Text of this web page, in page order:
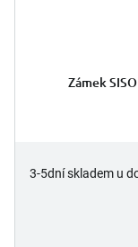
Zámek
3-5dní skladem u